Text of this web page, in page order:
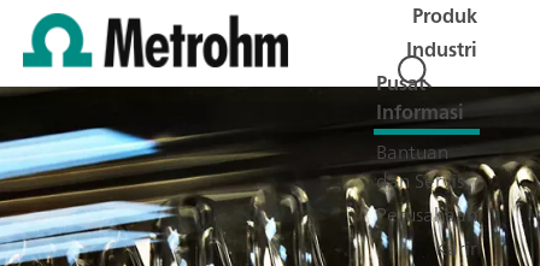
Produk
Industri
Pusat
Informasi
Bantuan
dan Servis
Perusahaan
Karir